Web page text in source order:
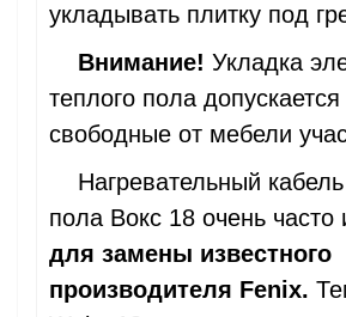
укладывать плитку под
Внимание! Укладка
теплого пола
свободные от мебели
Нагревательный кабель
пола Вокс 18 очень часто
для замены известного
производителя Fenix.